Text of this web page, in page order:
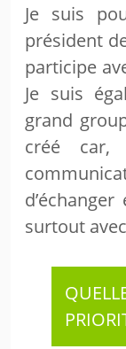
Je suis
président
participe
Je suis
grand
créé car,
surtout